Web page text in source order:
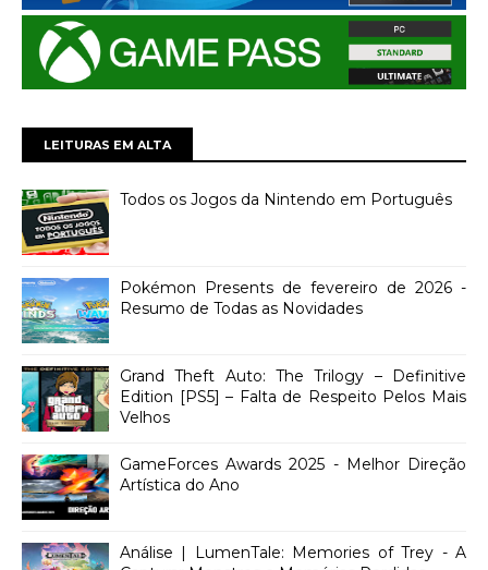
LEITURAS EM ALTA
Todos os Jogos da Nintendo em Português
Pokémon Presents de fevereiro de 2026 -
Resumo de Todas as Novidades
Grand Theft Auto: The Trilogy – Definitive
Edition [PS5] – Falta de Respeito Pelos Mais
Velhos
GameForces Awards 2025 - Melhor Direção
Artística do Ano
Análise | LumenTale: Memories of Trey - A